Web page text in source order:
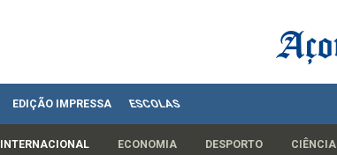
EDIÇÃO IMPRESSA ESCOLAS
INTERNACIONAL ECONOMIA DESPORTO CIÊNCIA